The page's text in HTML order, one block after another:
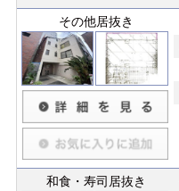
その他居抜き
和食・寿司居抜き